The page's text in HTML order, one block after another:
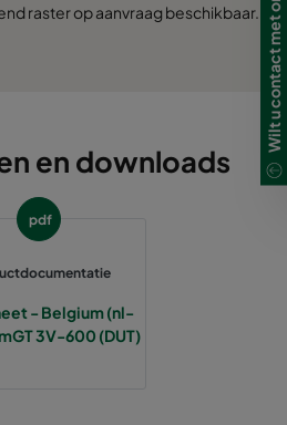
raster op aanvraag beschikbaar.
en downloads
pdf
- Belgium (nl-
3V-600 (DUT)